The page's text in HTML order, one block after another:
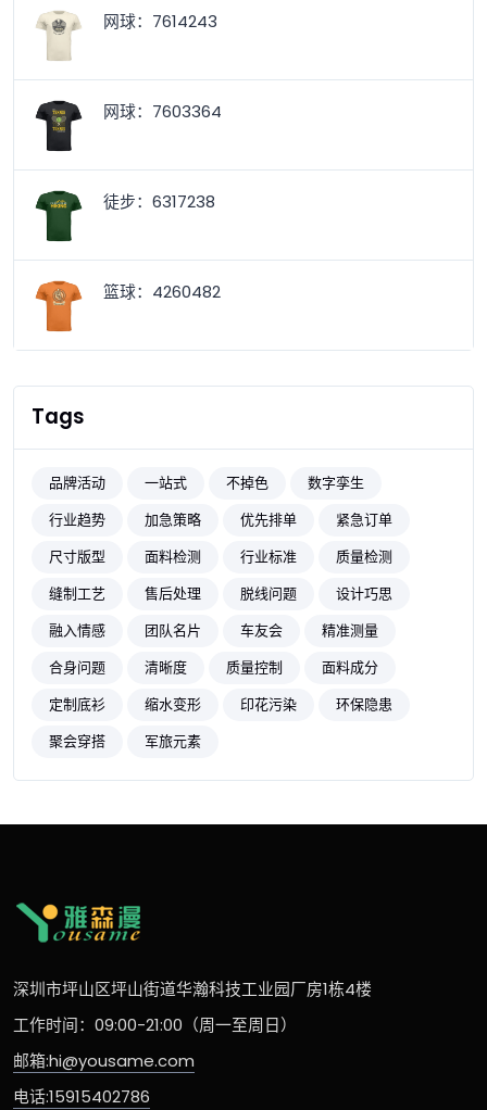
网球：7614243
网球：7603364
徒步：6317238
篮球：4260482
Tags
品牌活动 一站式 不掉色
数字孪生
行业趋势
加急策略 优先排单
紧急订单
尺寸版型
面料检测 行业标准
质量检测
缝制工艺
售后处理 脱线问题
设计巧思
融入情感
团队名片 车友会
精准测量
合身问题
清晰度 质量控制
面料成分
定制底衫
缩水变形 印花污染
环保隐患
聚会穿搭
军旅元素
深圳市坪山区坪山街道华瀚科技工业园厂房1栋4楼
工作时间：09:00-21:00（周一至周日）
邮箱:hi@yousame.com
电话:15915402786